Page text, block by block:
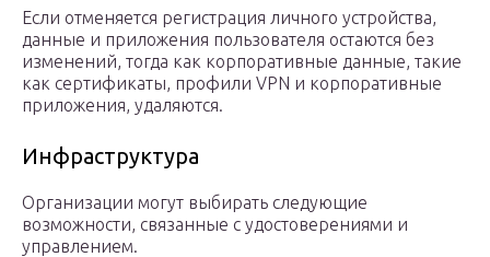
Если отменяется регистрация личного устройства,
данные и приложения пользователя остаются без
изменений, тогда как корпоративные данные, такие
как сертификаты, профили VPN и корпоративные
приложения, удаляются.
Инфраструктура
Организации могут выбирать следующие
возможности, связанные с удостоверениями и
управлением.